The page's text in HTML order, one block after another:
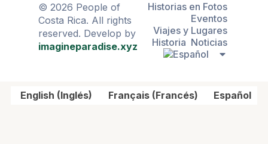
© 2026 People of
Costa Rica. All rights
reserved. Develop by
imagineparadise.xyz
Historias en Fotos
Eventos
Viajes y Lugares
Historia Noticias
English (Inglés) Français(Francés) Español